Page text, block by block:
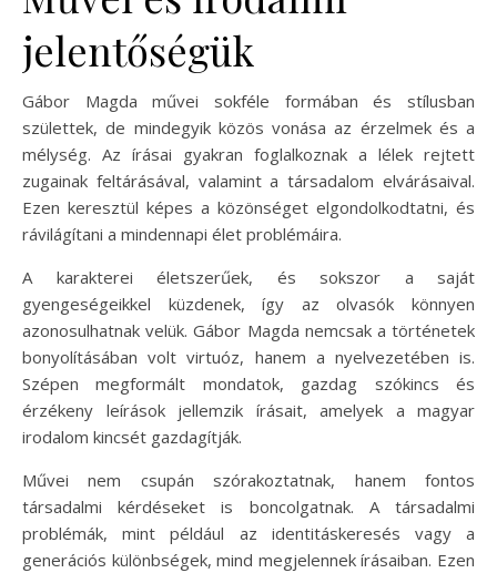
jelentőségük
Gábor Magda művei sokféle formában és stílusban
születtek, de mindegyik közös vonása az érzelmek és a
mélység. Az írásai gyakran foglalkoznak a lélek rejtett
zugainak feltárásával, valamint a társadalom elvárásaival.
Ezen keresztül képes a közönséget elgondolkodtatni, és
rávilágítani a mindennapi élet problémáira.
A karakterei életszerűek, és sokszor a saját
gyengeségeikkel küzdenek, így az olvasók könnyen
azonosulhatnak velük. Gábor Magda nemcsak a történetek
bonyolításában volt virtuóz, hanem a nyelvezetében is.
Szépen megformált mondatok, gazdag szókincs és
érzékeny leírások jellemzik írásait, amelyek a magyar
irodalom kincsét gazdagítják.
Művei nem csupán szórakoztatnak, hanem fontos
társadalmi kérdéseket is boncolgatnak. A társadalmi
problémák, mint például az identitáskeresés vagy a
generációs különbségek, mind megjelennek írásaiban. Ezen